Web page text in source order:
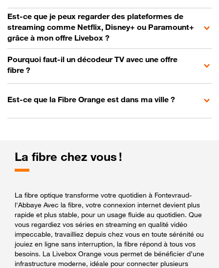
Est-ce que je peux regarder des plateformes de
streaming comme Netflix, Disney+ ou Paramount+
grâce à mon offre Livebox ?
Pourquoi faut-il un décodeur TV avec une offre
fibre ?
Est-ce que la Fibre Orange est dans ma ville ?
La fibre chez vous !
La fibre optique transforme votre quotidien à Fontevraud-
l'Abbaye Avec la fibre, votre connexion internet devient plus
rapide et plus stable, pour un usage fluide au quotidien. Que
vous regardiez vos séries en streaming en qualité vidéo
impeccable, travailliez depuis chez vous en toute sérénité ou
jouiez en ligne sans interruption, la fibre répond à tous vos
besoins. La Livebox Orange vous permet de bénéficier d’une
infrastructure moderne, idéale pour connecter plusieurs